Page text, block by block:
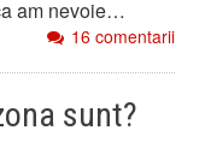
am nevoie…
16 comentarii
sunt?